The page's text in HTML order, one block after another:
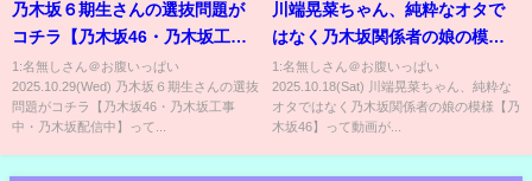
乃木坂６期生さんの選抜問題が
コチラ【乃木坂46・乃木坂工事
中・乃木坂配信中】
1:名無しさん＠お腹いっぱい
2025.10.29(Wed) 乃木坂６期生さんの選抜
問題がコチラ【乃木坂46・乃木坂工事
中・乃木坂配信中】って...
川端晃菜ちゃん、純粋なオタで
はなく乃木坂関係者の娘の模様
【乃木坂46】
1:名無しさん＠お腹いっぱい
2025.10.18(Sat) 川端晃菜ちゃん、純粋な
オタではなく乃木坂関係者の娘の模様【乃
木坂46】って動画が...